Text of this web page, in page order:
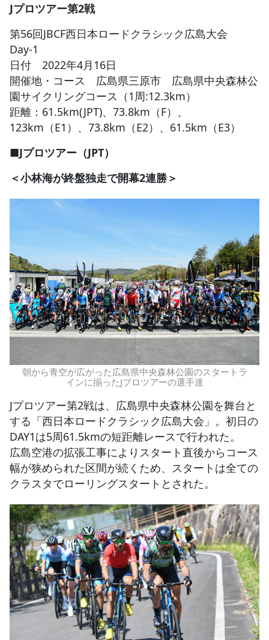
Jプロツアー第2戦
第56回JBCF西日本ロードクラシック広島大会
Day-1
日付 2022年4月16日
開催地・コース 広島県三原市 広島県中央森林公
園サイクリングコース（1周:12.3km）
距離：61.5km(JPT)、73.8km（F）、
123km（E1）、73.8km（E2）、61.5km（E3）
■Jプロツアー（JPT）
＜小林海が終盤独走で開幕2連勝＞
朝から青空が広がった広島県中央森林公園のスタートラ
インに揃ったJプロツアーの選手達
Jプロツアー第2戦は、広島県中央森林公園を舞台と
する「西日本ロードクラシック広島大会」。初日の
DAY1は5周61.5kmの短距離レースで行われた。
広島空港の拡張工事によりスタート直後からコース
幅が狭められた区間が続くため、スタートは全ての
クラスタでローリングスタートとされた。